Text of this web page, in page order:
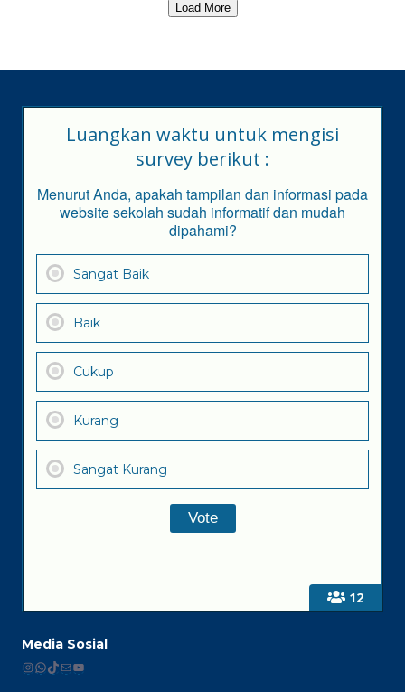
Load More
12
Luangkan waktu untuk mengisi
survey berikut :
Menurut Anda, apakah tampilan dan informasi pada
website sekolah sudah informatif dan mudah
dipahami?
Sangat Baik
Baik
Cukup
Kurang
Sangat Kurang
Media Sosial
Instagram
WhatsApp
TikTok
MailYouTube